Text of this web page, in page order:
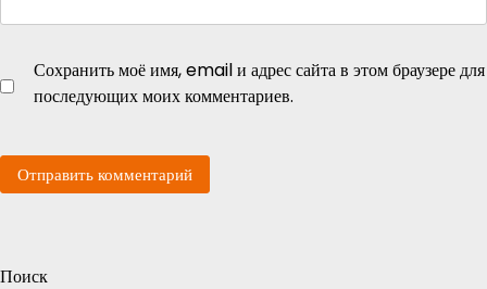
Сохранить моё имя, email и адрес сайта в этом браузере для
последующих моих комментариев.
Поиск